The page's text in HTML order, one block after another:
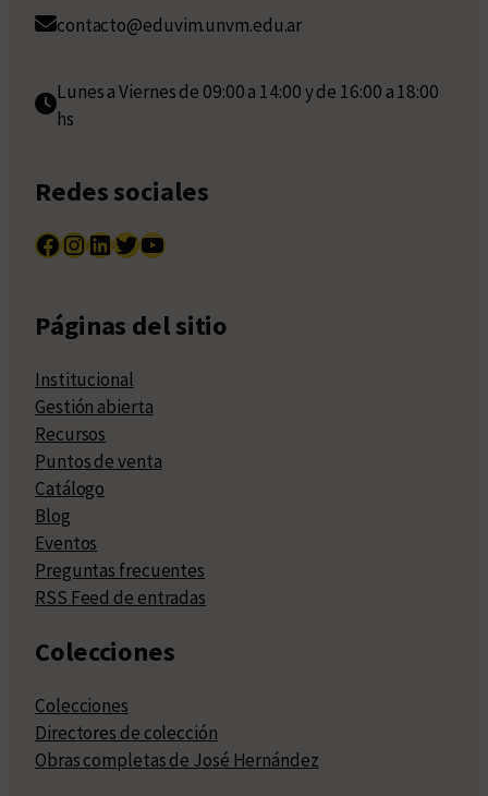
contacto@eduvim.unvm.edu.ar
Lunes a Viernes de 09:00 a 14:00 y de 16:00 a 18:00
hs
Redes sociales
Facebook InstagramLinkedIn Twitter YouTube
Páginas del sitio
Institucional
Gestión abierta
Recursos
Puntos de venta
Catálogo
Blog
Eventos
Preguntas frecuentes
RSS Feed de entradas
Colecciones
Colecciones
Directores de colección
Obras completas de José Hernández